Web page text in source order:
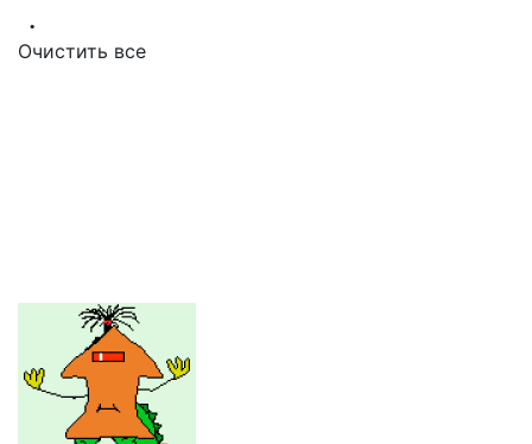
Очистить все